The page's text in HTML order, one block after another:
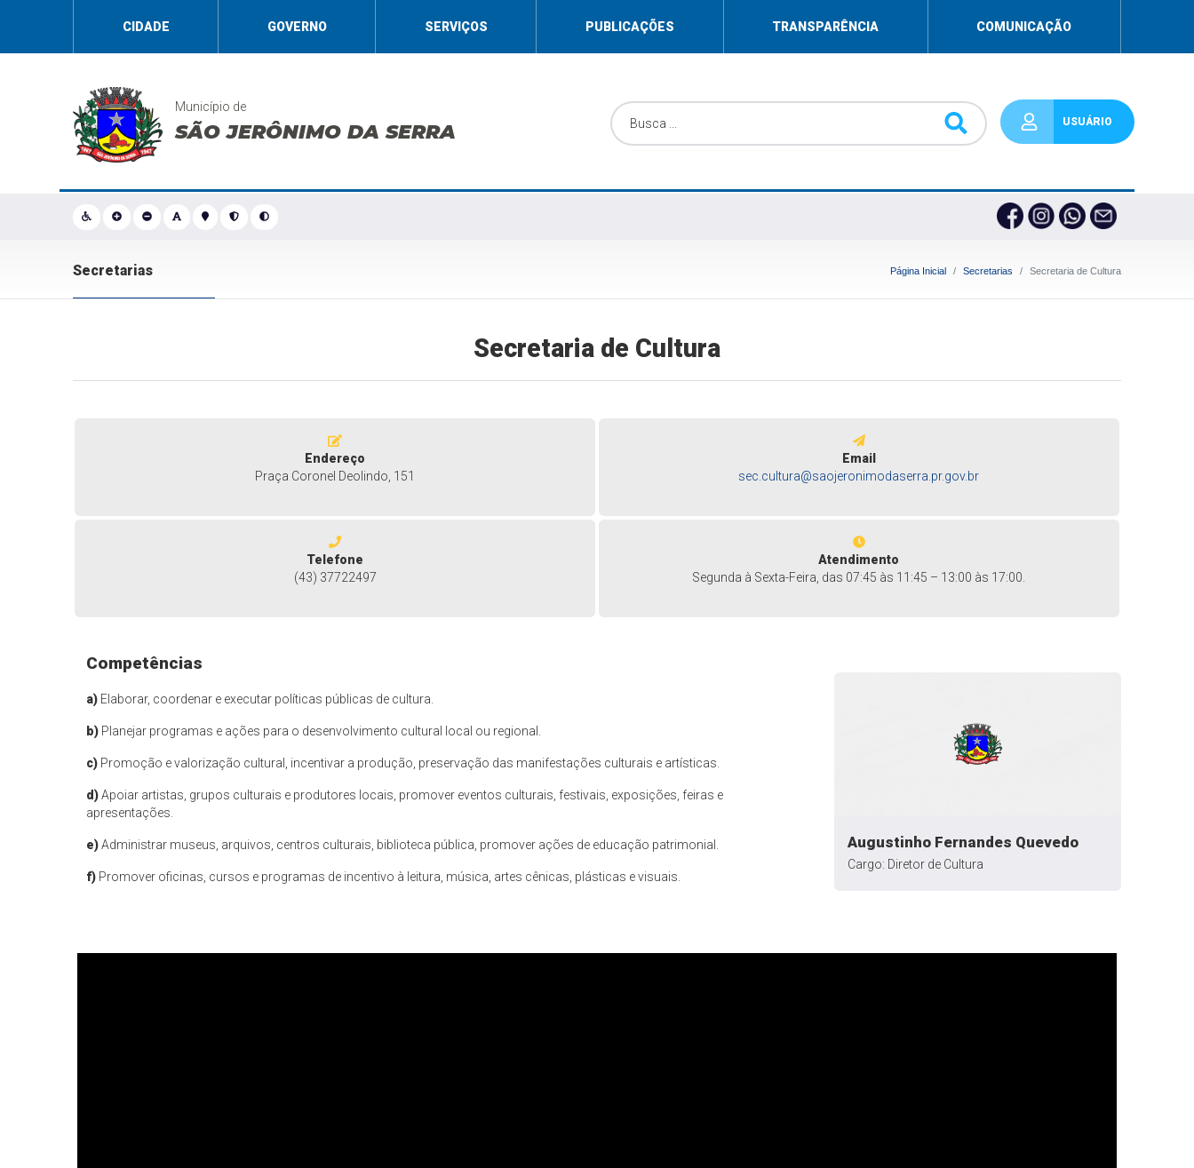
CIDADE GOVERNO SERVIÇOS PUBLICAÇÕES TRANSPARÊNCIA COMUNICAÇÃO
Município de
SÃO JERÔNIMO DA SERRA USUÁRIO
Secretarias Página Inicial Secretarias Secretaria de Cultura
Secretaria de Cultura
Endereço
Praça Coronel Deolindo, 151
Email
sec.cultura@saojeronimodaserra.pr.gov.br
Telefone
(43) 37722497
Atendimento
Segunda à Sexta-Feira, das 07:45 às 11:45 – 13:00 às 17:00.
Competências
a) Elaborar, coordenar e executar políticas públicas de cultura.
b) Planejar programas e ações para o desenvolvimento cultural local ou regional.
c) Promoção e valorização cultural, incentivar a produção, preservação das manifestações culturais e artísticas.
d)Apoiar artistas, grupos culturais e produtores locais, promover eventos culturais, festivais, exposições, feiras e
apresentações.
e)Administrar museus, arquivos, centros culturais, biblioteca pública, promover ações de educação patrimonial.
f) Promover oficinas, cursos e programas de incentivo à leitura, música, artes cênicas, plásticas e visuais.
Augustinho Fernandes Quevedo
Cargo: Diretor de Cultura